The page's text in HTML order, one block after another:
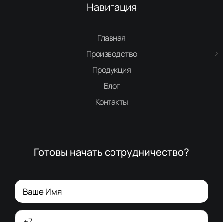
Навигация
Главная
Производство
Продукция
Блог
Контакты
Готовы начать сотрудничество?